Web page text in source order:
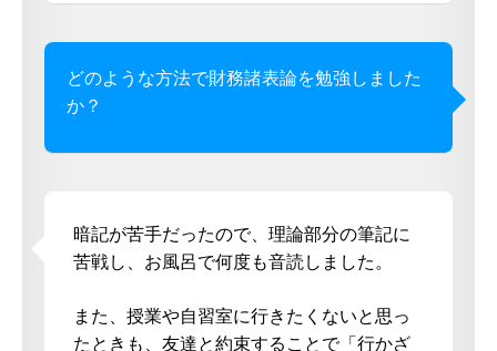
どのような方法で財務諸表論を勉強しました
か？
暗記が苦手だったので、理論部分の筆記に
苦戦し、お風呂で何度も音読しました。
また、授業や自習室に行きたくないと思っ
たときも、友達と約束することで「行かざ